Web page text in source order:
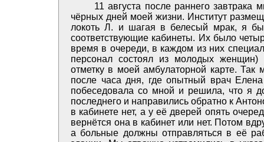
11 августа после раннего
чёрных дней моей жизни. Институт
локоть Л. и шагая в белесый мрак, я
соответствующие кабинеты. Их было
время в очереди, в каждом из них
персонал состоял из молодых женщин)
отметку в моей амбулаторной карте.
после часа дня, где опытный врач
побеседовала со мной и решила, что я
последнего и направились обратно к
в кабинете нет, а у её дверей опять
вернётся она в кабинет или нет. Потом
а больные должны отправляться в её